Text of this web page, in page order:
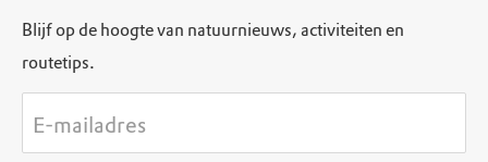
Blijf op de hoogte van natuurnieuws, activiteiten en
routetips.
E-mailadres